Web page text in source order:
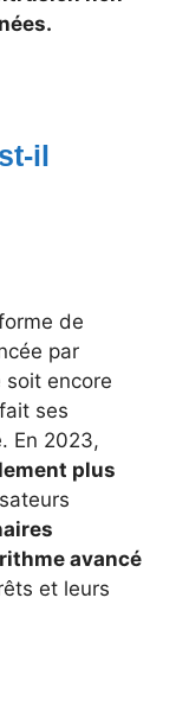
il
de
par
soit encore
ses
En 2023,
plus
avancé
et leurs